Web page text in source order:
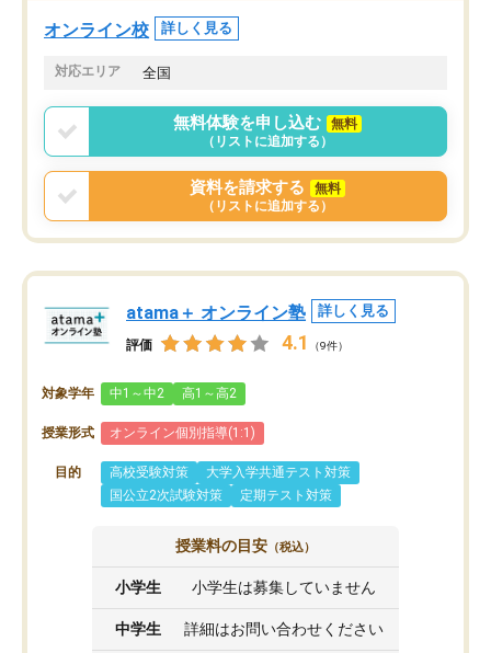
オンライン校 詳しく見る
対応エリア 全国
無料体験を申し込む
無料
（リストに追加する）
資料を請求する
無料
（リストに追加する）
atama＋ オンライン塾 詳しく見る
評価 4.1 （9件）
対象学年 中1～中2 高1～高2
授業形式 オンライン個別指導(1:1)
目的 高校受験対策
大学入学共通テスト対策
国公立2次試験対策
定期テスト対策
授業料の目安 （税込）
小学生 小学生は募集していません
中学生 詳細はお問い合わせください